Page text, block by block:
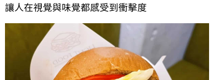
讓人在視覺與味覺都感受到衝擊度